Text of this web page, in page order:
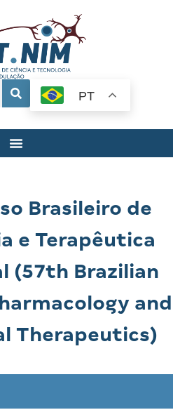
PT
Brasileiro de
e Terapêutica
(57th Brazilian
and
Therapeutics)